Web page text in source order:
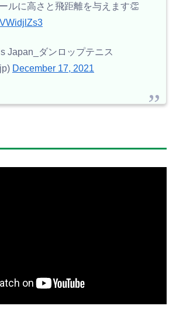
ルに高さと飛距離を与えます👏
Japan_ダンロップテニス
December 17, 2021